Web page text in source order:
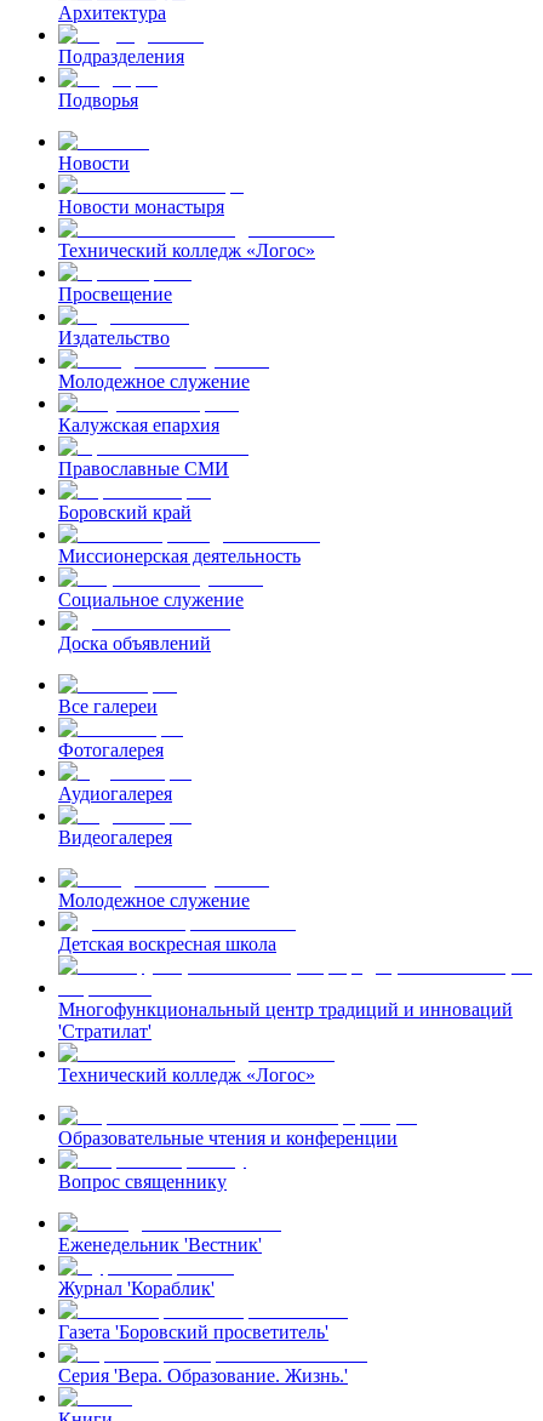
Архитектура
Подразделения
Подворья
Новости
Новости монастыря
Технический колледж «Логос»
Просвещение
Издательство
Молодежное служение
Калужская епархия
Православные СМИ
Боровский край
Миссионерская деятельность
Социальное служение
Доска объявлений
Все галереи
Фотогалерея
Аудиогалерея
Видеогалерея
Молодежное служение
Детская воскресная школа
Многофункциональный центр традиций и инноваций
'Стратилат'
Технический колледж «Логос»
Образовательные чтения и конференции
Вопрос священнику
Еженедельник 'Вестник'
Журнал 'Кораблик'
Газета 'Боровский просветитель'
Серия 'Вера. Образование. Жизнь.'